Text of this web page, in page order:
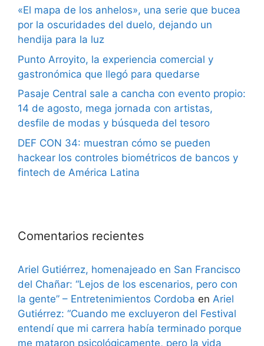
«El mapa de los anhelos», una serie que bucea
por la oscuridades del duelo, dejando un
hendija para la luz
Punto Arroyito, la experiencia comercial y
gastronómica que llegó para quedarse
Pasaje Central sale a cancha con evento propio:
14 de agosto, mega jornada con artistas,
desfile de modas y búsqueda del tesoro
DEF CON 34: muestran cómo se pueden
hackear los controles biométricos de bancos y
fintech de América Latina
Comentarios recientes
Ariel Gutiérrez, homenajeado en San Francisco
del Chañar: “Lejos de los escenarios, pero con
la gente” – Entretenimientos Cordoba en Ariel
Gutiérrez: “Cuando me excluyeron del Festival
entendí que mi carrera había terminado porque
me mataron psicológicamente, pero la vida